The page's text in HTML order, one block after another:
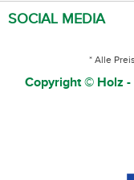
SOCIAL MEDIA
* Alle
Copyright © Holz -